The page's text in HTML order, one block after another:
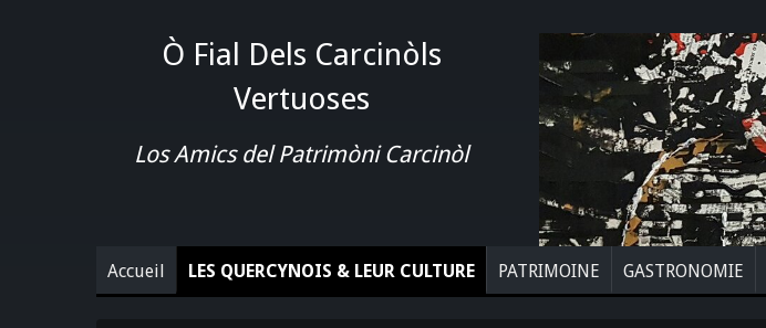
Ò Fial Dels Carcinòls
Vertuoses
Los Amics del Patrimòni Carcinòl
Accueil LES QUERCYNOIS & LEUR CULTURE PATRIMOINE GASTRONOMIE